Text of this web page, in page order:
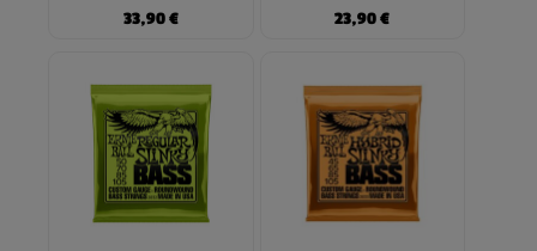
33,90€
23,90€